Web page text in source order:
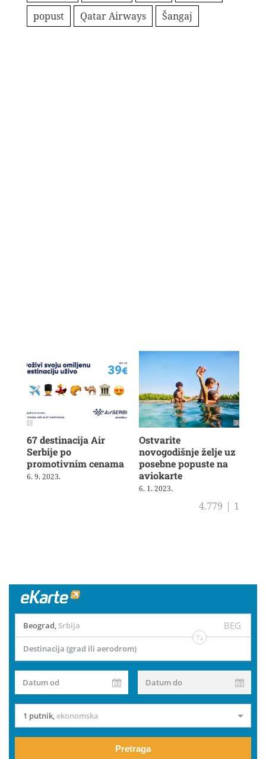
popust Qatar Airways Šangaj
67 destinacija Air
Serbije po
promotivnim cenama
6. 9. 2023.
Ostvarite
novogodišnje želje uz
posebne popuste na
aviokarte
6. 1. 2023.
4.779 | 1
Beograd, Srbija BEG
Destinacija (grad ili aerodrom)
Datum od Datum do
1 putnik,ekonomska
Pretraga